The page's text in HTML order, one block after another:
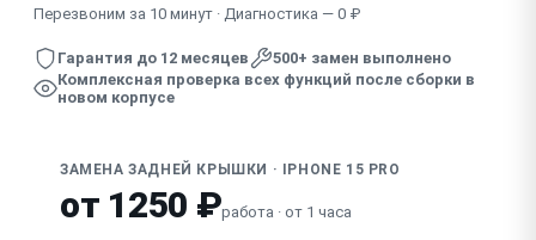
Перезвоним за 10 минут · Диагностика — 0 ₽
Гарантия до 12 месяцев
500+ замен выполнено
Комплексная проверка всех функций после сборки в
новом корпусе
ЗАМЕНА ЗАДНЕЙ КРЫШКИ · IPHONE 15 PRO
от 1250 ₽работа · от 1 часа